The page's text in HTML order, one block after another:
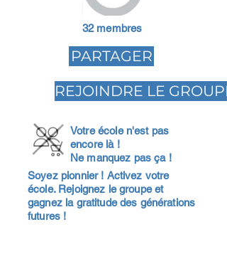
32 membres
PARTAGER
REJOINDRE LE GROUPE
Votre école n'est pas
encore là !
Ne manquez pas ça !
Soyez pionnier ! Activez votre
école. Rejoignez le groupe et
gagnez la gratitude des générations
futures !